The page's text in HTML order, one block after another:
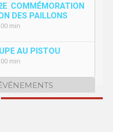
COMMÉMORATION
DES PAILLONS
min
AU PISTOU
min